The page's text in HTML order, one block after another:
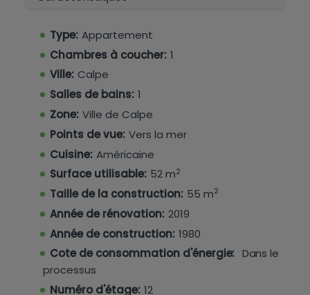
Cette propriété fera un excellent maison de
vacances, résidence permanente ou
investissement.
Ne manquez pas l'occasion de visiter cette
propriété ! Contactez-nous chez Hamiltons
aujourd'hui !
Type: Appartement
Chambres à coucher: 1
Ville: Calpe
Salles de bains: 1
Zone: Ville de Calpe
Points de vue: Vers la mer
Cuisine: Américaine
Surface utilisable: 52 m2
Taille de la construction: 55 m2
Année de rénovation: 2019
Année de construction: 1980
Cote de consommation d'énergie: Dans le
processus
Numéro d'étage: 12